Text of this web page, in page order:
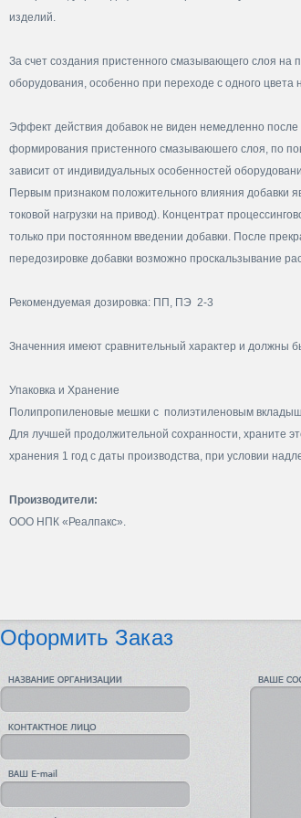
изделий.
За счет создания пристенного смазывающего слоя на
оборудования, особенно при переходе с одного цвета
Эффект действия добавок не виден немедленно
формирования пристенного смазываюшего слоя, по
зависит от индивидуальных особенностей
Первым признаком положительного влияния добавки
токовой нагрузки на привод). Концентрат
только при постоянном введении добавки. После
передозировке добавки возможно проскальзывание
Рекомендуемая дозировка: ПП, ПЭ 2-3
Значенния имеют сравнительный характер и должны
Упаковка и Хранение
Полипропиленовые мешки с полиэтиленовым
Для лучшей продолжительной сохранности, храните
хранения 1 год с даты производства, при условии
Производители:
ООО НПК «Реалпакс».
Оформить Заказ